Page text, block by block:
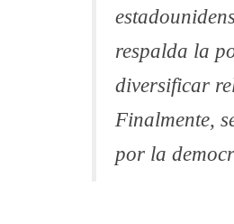
respalda la
diversificar
Finalmente,
por la